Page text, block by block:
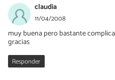
claudia
11/04/2008
muy buena pero bastante
gracias
Responder